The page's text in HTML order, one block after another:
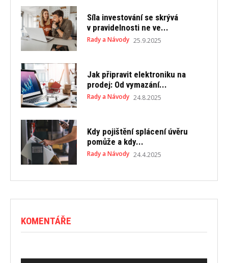
Síla investování se skrývá
v pravidelnosti ne ve...
Rady a Návody 25.9.2025
Jak připravit elektroniku na
prodej: Od vymazání...
Rady a Návody 24.8.2025
Kdy pojištění splácení úvěru
pomůže a kdy...
Rady a Návody 24.4.2025
KOMENTÁŘE